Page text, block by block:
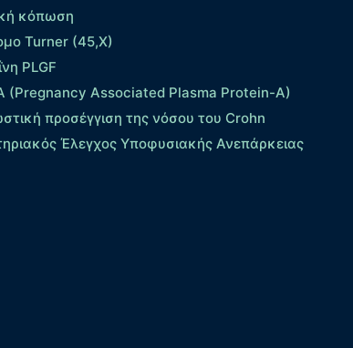
κόπωση
Turner (45,X)
PLGF
(Pregnancy Associated Plasma Protein-A)
προσέγγιση της νόσου του Crohn
Έλεγχος Υποφυσιακής Ανεπάρκειας